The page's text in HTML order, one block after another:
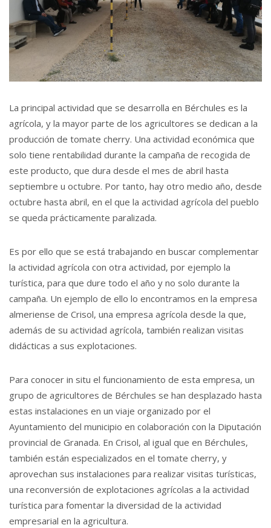
La principal actividad que se desarrolla en Bérchules es la
agrícola, y la mayor parte de los agricultores se dedican a la
producción de tomate cherry. Una actividad económica que
solo tiene rentabilidad durante la campaña de recogida de
este producto, que dura desde el mes de abril hasta
septiembre u octubre. Por tanto, hay otro medio año, desde
octubre hasta abril, en el que la actividad agrícola del pueblo
se queda prácticamente paralizada.
Es por ello que se está trabajando en buscar complementar
la actividad agrícola con otra actividad, por ejemplo la
turística, para que dure todo el año y no solo durante la
campaña. Un ejemplo de ello lo encontramos en la empresa
almeriense de Crisol, una empresa agrícola desde la que,
además de su actividad agrícola, también realizan visitas
didácticas a sus explotaciones.
Para conocer in situ el funcionamiento de esta empresa, un
grupo de agricultores de Bérchules se han desplazado hasta
estas instalaciones en un viaje organizado por el
Ayuntamiento del municipio en colaboración con la Diputación
provincial de Granada. En Crisol, al igual que en Bérchules,
también están especializados en el tomate cherry, y
aprovechan sus instalaciones para realizar visitas turísticas,
una reconversión de explotaciones agrícolas a la actividad
turística para fomentar la diversidad de la actividad
empresarial en la agricultura.